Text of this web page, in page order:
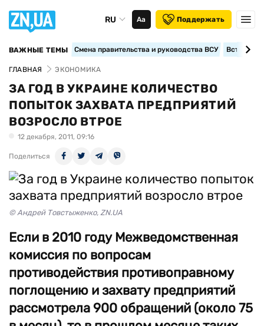
RU Аа Поддержать
ВАЖНЫЕ ТЕМЫ Смена правительства и руководства ВСУ
ГЛАВНАЯ ЭКОНОМИКА
ЗА ГОД В УКРАИНЕ КОЛИЧЕСТВО
ПОПЫТОК ЗАХВАТА ПРЕДПРИЯТИЙ
ВОЗРОСЛО ВТРОЕ
12 декабря, 2011, 09:16
Поделиться
© Андрей Товстыженко, ZN.UA
Если в 2010 году Межведомственная
комиссия по вопросам
противодействия противоправному
поглощению и захвату предприятий
рассмотрела 900 обращений (около 75